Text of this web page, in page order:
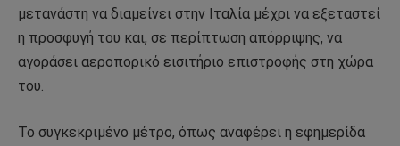
μετανάστη να διαμείνει στην Ιταλία μέχρι να εξεταστεί
η προσφυγή του και, σε περίπτωση απόρριψης, να
αγοράσει αεροπορικό εισιτήριο επιστροφής στη χώρα
του.
Το συγκεκριμένο μέτρο, όπως αναφέρει η εφημερίδα